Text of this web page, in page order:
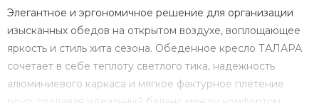
Элегантное и эргономичное решение для организации
изысканных обедов на открытом воздухе, воплощающее
яркость и стиль хита сезона. Обеденное кресло ТАЛАРА
сочетает в себе теплоту светлого тика, надежность
алюминиевого каркаса и мягкое фактурное плетение